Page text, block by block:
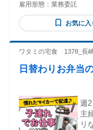
イス登録必須 ～インボイス登録って？～ 簡単にいうと業務上
の請求書発行のため
が手順・記載方
考えたり、手間
資格OK ＊経験者
雇用形態： 業務委託
お気に入
ワタミの宅食 1378_長
日替わりお弁当
週
主
リ